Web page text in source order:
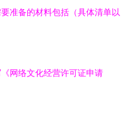
准备的材料包括（具体清单以
网络文化经营许可证申请